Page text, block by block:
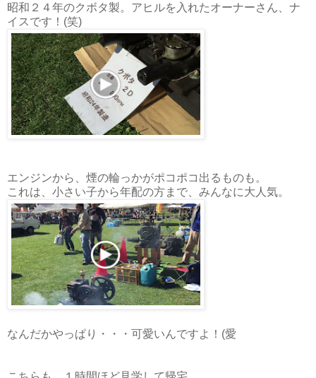
昭和２４年のクボタ製。アヒルを入れたオーナーさん、ナ
イスです！(笑)
エンジンから、煙の輪っかがポコポコ出るものも。
これは、小さい子から年配の方まで、みんなに大人気。
なんだかやっぱり・・・可愛いんですよ！(愛